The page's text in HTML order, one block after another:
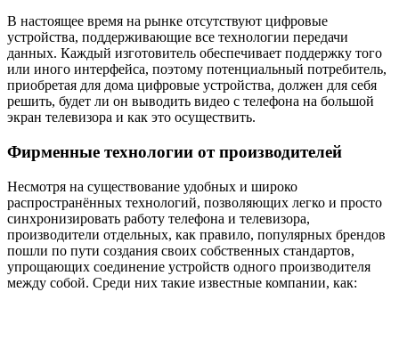
В настоящее время на рынке отсутствуют цифровые
устройства, поддерживающие все технологии передачи
данных. Каждый изготовитель обеспечивает поддержку того
или иного интерфейса, поэтому потенциальный потребитель,
приобретая для дома цифровые устройства, должен для себя
решить, будет ли он выводить видео с телефона на большой
экран телевизора и как это осуществить.
Фирменные технологии от производителей
Несмотря на существование удобных и широко
распространённых технологий, позволяющих легко и просто
синхронизировать работу телефона и телевизора,
производители отдельных, как правило, популярных брендов
пошли по пути создания своих собственных стандартов,
упрощающих соединение устройств одного производителя
между собой. Среди них такие известные компании, как: